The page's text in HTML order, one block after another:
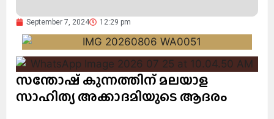
September 7, 2024 12:29 pm
സന്തോഷ്‌ കുന്നത്തിന് മലയാള
സാഹിത്യ അക്കാദമിയുടെ ആദരം